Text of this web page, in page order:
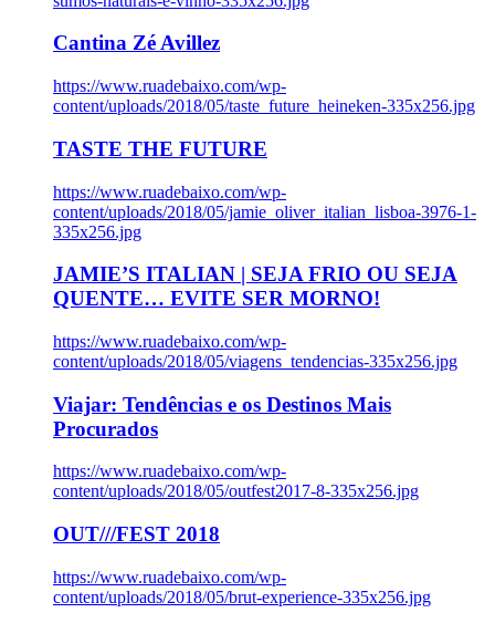
Cantina Zé Avillez
https://www.ruadebaixo.com/wp-
content/uploads/2018/05/taste_future_heineken-335x256.jpg
TASTE THE FUTURE
https://www.ruadebaixo.com/wp-
content/uploads/2018/05/jamie_oliver_italian_lisboa-3976-1-
335x256.jpg
JAMIE’S ITALIAN | SEJA FRIO OU SEJA
QUENTE… EVITE SER MORNO!
https://www.ruadebaixo.com/wp-
content/uploads/2018/05/viagens_tendencias-335x256.jpg
Viajar: Tendências e os Destinos Mais
Procurados
https://www.ruadebaixo.com/wp-
content/uploads/2018/05/outfest2017-8-335x256.jpg
OUT///FEST 2018
https://www.ruadebaixo.com/wp-
content/uploads/2018/05/brut-experience-335x256.jpg